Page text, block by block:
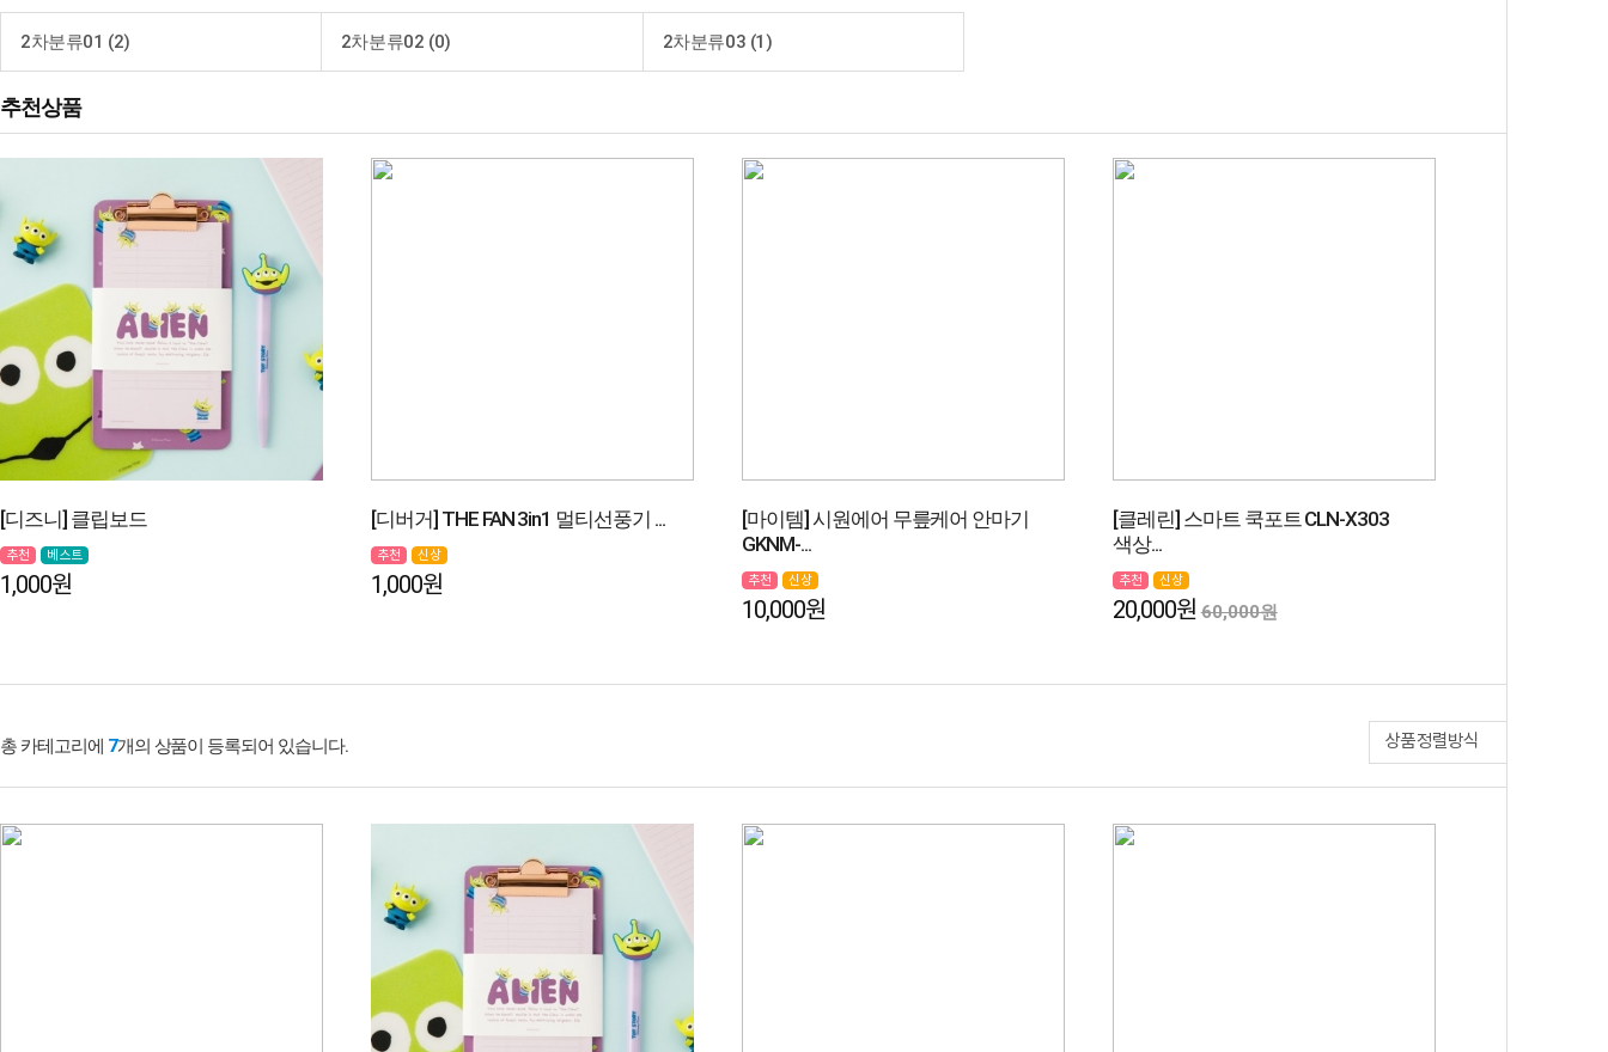
2차분류01 (2) 2차분류02 (0) 2차분류03 (1)
추천상품
[디즈니] 클립보드
추천 베스트
1,000원
[디버거] THE FAN 3in1 멀티선풍기 ...
추천 신상
1,000원
[마이템] 시원에어 무릎케어 안마기
GKNM-...
추천 신상
10,000원
[클레린] 스마트 쿡포트 CLN-X303
색상...
추천 신상
20,000원 60,000원
총 카테고리에 7개의 상품이 등록되어 있습니다.